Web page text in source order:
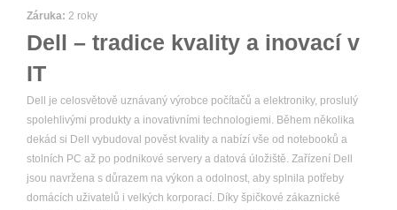
Záruka: 2 roky
Dell – tradice kvality a inovací v
IT
Dell je celosvětově uznávaný výrobce počítačů a elektroniky, proslulý
spolehlivými produkty a inovativními technologiemi. Během několika
dekád si Dell vybudoval pověst kvality a nabízí vše od notebooků a
stolních PC až po podnikové servery a datová úložiště. Zařízení Dell
jsou navržena s důrazem na výkon a odolnost, aby splnila potřeby
domácích uživatelů i velkých korporací. Díky špičkové zákaznické